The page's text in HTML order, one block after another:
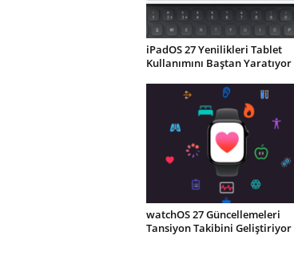
iPadOS 27 Yenilikleri Tablet
Kullanımını Baştan Yaratıyor
watchOS 27 Güncellemeleri
Tansiyon Takibini Geliştiriyor